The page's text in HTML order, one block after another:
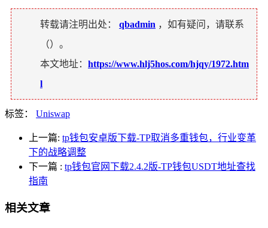
转载请注明出处： qbadmin ，如有疑问，请联系
（）。
本文地址： https://www.hlj5hos.com/hjqy/1972.htm
l
标签： Uniswap
上一篇: tp钱包安卓版下载-TP取消多重钱包，行业变革
下的战略调整
下一篇 : tp钱包官网下载2.4.2版-TP钱包USDT地址查找
指南
相关文章